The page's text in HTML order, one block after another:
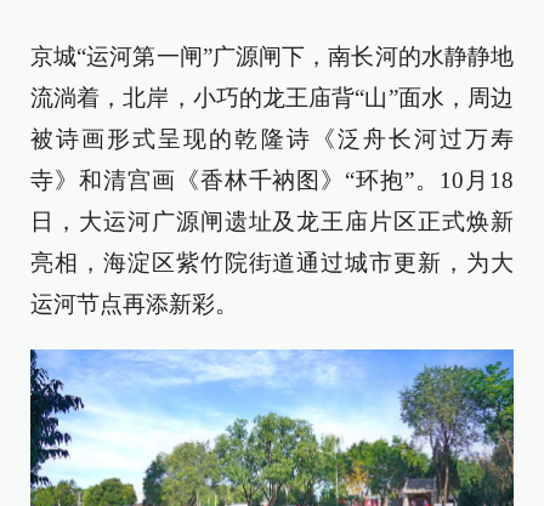
京城“运河第一闸”广源闸下，南长河的水静静地
流淌着，北岸，小巧的龙王庙背“山”面水，周边
被诗画形式呈现的乾隆诗《泛舟长河过万寿
寺》和清宫画《香林千衲图》“环抱”。10月18
日，大运河广源闸遗址及龙王庙片区正式焕新
亮相，海淀区紫竹院街道通过城市更新，为大
运河节点再添新彩。